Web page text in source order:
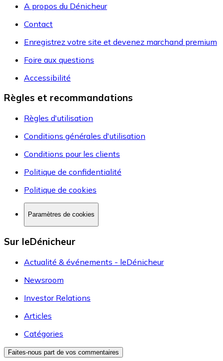
A propos du Dénicheur
Contact
Enregistrez votre site et devenez marchand premium
Foire aux questions
Accessibilité
Règles et recommandations
Règles d'utilisation
Conditions générales d'utilisation
Conditions pour les clients
Politique de confidentialité
Politique de cookies
Paramètres de cookies
Sur leDénicheur
Actualité & événements - leDénicheur
Newsroom
Investor Relations
Articles
Catégories
Faites-nous part de vos commentaires